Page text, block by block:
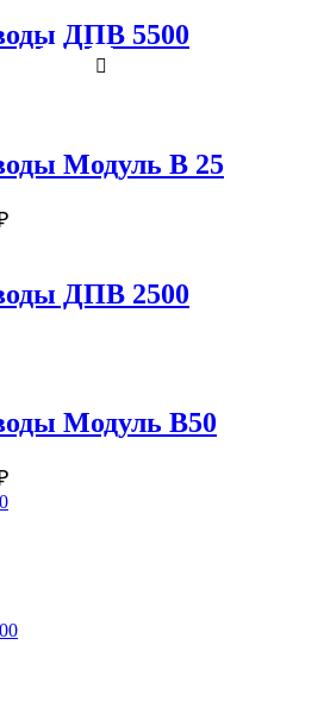
ДПВ 5500
Модуль В 25
ДПВ 2500
Модуль В50